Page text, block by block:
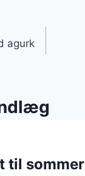
agurk
til